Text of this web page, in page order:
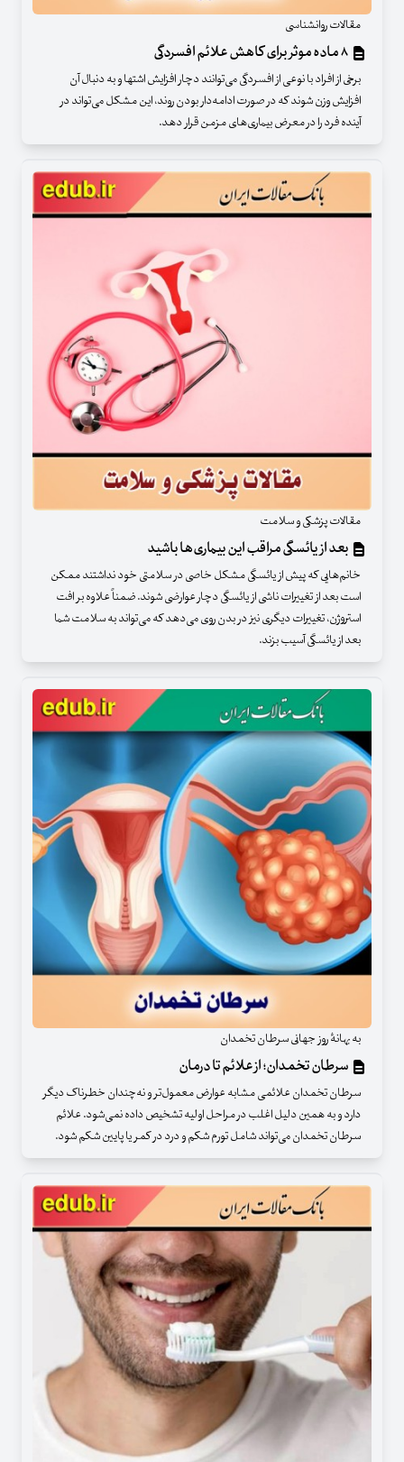
مقالات روانشناسی
برخی از افراد با نوعی از افسردگی می‌توانند دچار افزایش اشتها و به دنبال آن
افزایش وزن شوند که در صورت ادامه‌دار بودن روند، این مشکل می‌تواند در
آینده فرد را در معرض بیماری‌های مزمن قرار دهد.
مقالات پزشکی و سلامت
بعد از یائسگی مراقب این بیماری‌ها باشید
خانم‌هایی که پیش از یائسگی مشکل خاصی در سلامتی خود نداشتند ممکن
است بعد از تغییرات ناشی از یائسگی دچار عوارضی شوند. ضمناً علاوه بر افت
استروژن، تغییرات دیگری نیز در بدن روی می‌دهد که می‌تواند به سلامت شما
بعد از یائسگی آسیب بزند.
به بهانهٔ روز جهانی سرطان تخمدان
سرطان تخمدان؛ از علائم تا درمان
سرطان تخمدان علائمی مشابه عوارض معمول‌تر و نه‌چندان خطرناک دیگر
دارد و به همین دلیل اغلب در مراحل اولیه تشخیص داده نمی‌شود. علائم
سرطان تخمدان می‌تواند شامل تورم شکم و درد در کمر یا پایین شکم شود.